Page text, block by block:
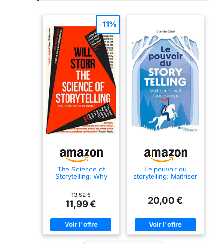
The Science of
Storytelling: Why
Human, and How to
Tell Them Better
13,52 €
11,99 €
-11%
Le pouvoir du
storytelling: Maîtriser
20,00 €